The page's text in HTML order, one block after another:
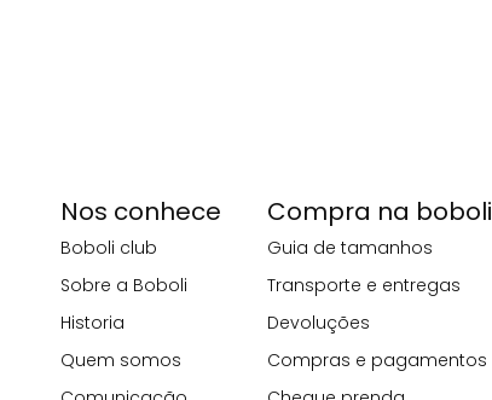
Nos conhece
Boboli club
Sobre a Boboli
Historia
Quem somos
Compra na boboli
Guia de tamanhos
Transporte e entregas
Devoluções
Compras e pagamentos